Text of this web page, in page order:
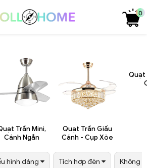
0
Trần Mini,
Cánh Ngắn
Quạt Trần Giấu
Cánh - Cụp Xòe
Quạt
hình dáng Tích hợp đèn Không